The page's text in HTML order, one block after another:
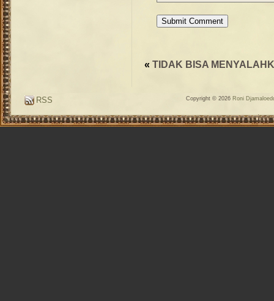
« TIDAK BISA
Copyright © 2026 Roni
RSS